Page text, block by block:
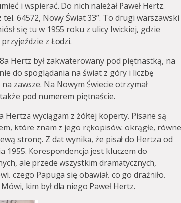
i wspierać. Do nich należał Paweł Hertz.
tel. 64572, Nowy Świat 33”. To drugi warszawski
się tu w 1955 roku z ulicy Iwickiej, gdzie
z Łodzi.
Hertz był zakwaterowany pod piętnastką, na
do spoglądania na świat z góry i liczbę
zawsze. Na Nowym Świecie otrzymał
pod numerem piętnaście.
Hertza wyciągam z żółtej koperty. Pisane są
które znam z jego rękopisów: okrągłe, równe
stronę. Z dat wynika, że pisał do Hertza od
1955. Korespondencja jest kluczem do
ale przede wszystkim dramatycznych,
czego Papuga się obawiał, co go drażniło,
kim był dla niego Paweł Hertz.